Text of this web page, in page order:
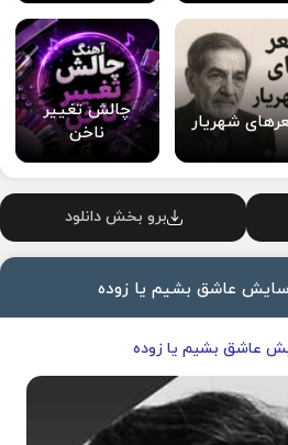
شهریار
چالش تغییر
ناخن
برو بخش دانلود
عاشق بشیم یا زوده
عاشق بشیم یا زوده